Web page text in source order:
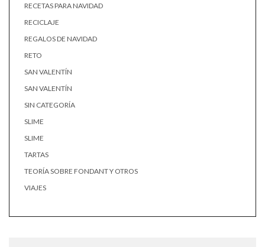
RECETAS PARA NAVIDAD
RECICLAJE
REGALOS DE NAVIDAD
RETO
SAN VALENTÍN
SAN VALENTÍN
SIN CATEGORÍA
SLIME
SLIME
TARTAS
TEORÍA SOBRE FONDANT Y OTROS
VIAJES